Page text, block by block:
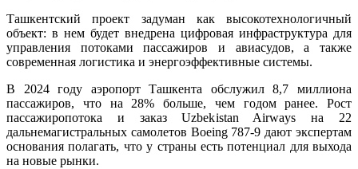
Ташкентский проект задуман как высокотехнологичный
объект: в нем будет внедрена цифровая инфраструктура для
управления потоками пассажиров и авиасудов, а также
современная логистика и энергоэффективные системы.
В 2024 году аэропорт Ташкента обслужил 8,7 миллиона
пассажиров, что на 28% больше, чем годом ранее. Рост
пассажиропотока и заказ Uzbekistan Airways на 22
дальнемагистральных самолетов Boeing 787-9 дают экспертам
основания полагать, что у страны есть потенциал для выхода
на новые рынки.